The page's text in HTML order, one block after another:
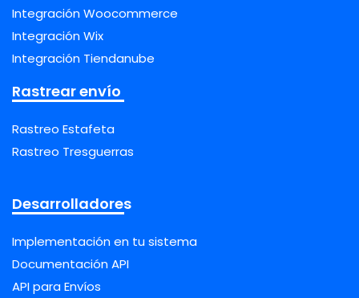
Integración Woocommerce
Integración Wix
Integración Tiendanube
Rastrear envío
Rastreo Estafeta
Rastreo Tresguerras
Desarrolladores
Implementación en tu sistema
Documentación API
API para Envíos